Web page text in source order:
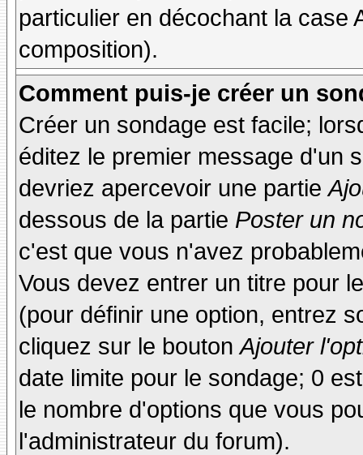
particulier en décochant la case
composition).
Comment puis-je créer un
Créer un sondage est facile;
éditez le premier message d'un
devriez apercevoir une partie
dessous de la partie Poster un
c'est que vous n'avez
Vous devez entrer un titre pour
(pour définir une option, entrez
cliquez sur le boutonAjouter
date limite pour le sondage; 0
le nombre d'options que vous
l'administrateur du forum).